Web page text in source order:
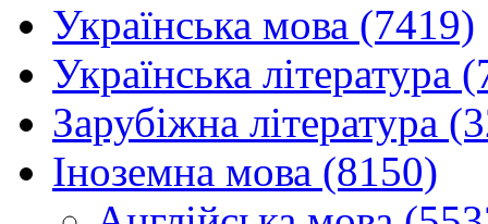
Українська мова (7419)
Українська література
Зарубіжна література
Іноземна мова (8150)